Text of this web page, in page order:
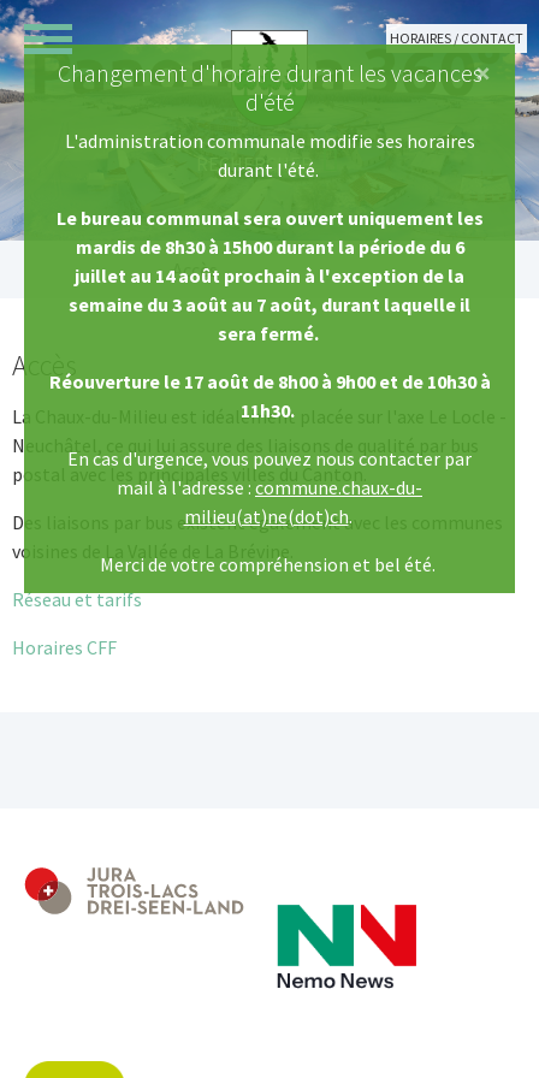
Aller au contenu principal
HORAIRES / CONTACT
Changement d'horaire durant les vacances
d'été
L'administration communale modifie ses horaires
durant l'été.
Le bureau communal sera ouvert uniquement les
mardis de 8h30 à 15h00 durant la période du 6
juillet au 14 août prochain à l'exception de la
semaine du 3 août au 7 août, durant laquelle il
sera fermé.
Réouverture le 17 août de 8h00 à 9h00 et de 10h30 à
11h30.
En cas d'urgence, vous pouvez nous contacter par
mail à l'adresse : commune.chaux-du-
milieu(at)ne(dot)ch.
Merci de votre compréhension et bel été.
×
Vous êtes ici:
Accès
Accès
La Chaux-du-Milieu est idéalement placée sur l'axe Le Locle -
Neuchâtel, ce qui lui assure des liaisons de qualité par bus
postal avec les principales villes du Canton.
Des liaisons par bus existent également avec les communes
voisines de La Vallée de La Brévine.
Réseau et tarifs
Horaires CFF